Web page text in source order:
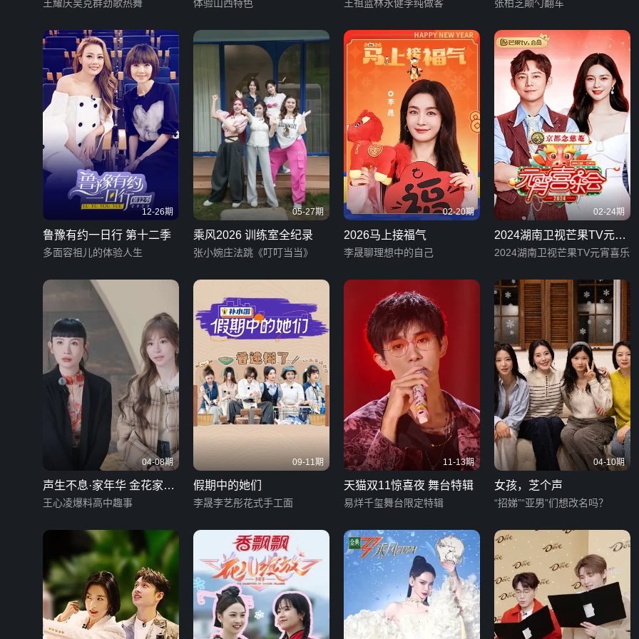
王耀庆吴克群劲歌热舞 体验山西特色 王祖蓝林永健李纯做客 张柏芝颠勺翻车
12-26期
鲁豫有约一日行 第十二季
多面容祖儿的体验人生
05-27期
乘风2026 训练室全纪录
张小婉庄法跳《叮叮当当》
02-20期
2026马上接福气
李晟聊理想中的自己
02-24期
2024湖南卫视芒果TV元宵
喜乐会
2024湖南卫视芒果TV元宵喜乐会
04-08期
声生不息·家年华 金花家庭
录像带
王心凌爆料高中趣事
09-11期
假期中的她们
李晟李艺彤花式手工面
11-13期
天猫双11惊喜夜 舞台特辑
易烊千玺舞台限定特辑
04-10期
女孩，芝个声
“招娣”“亚男”们想改名吗？